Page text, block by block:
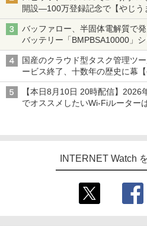
開設―100万登録記念で【やじう
バッファロー、半固体電解質で
バッテリー「BMPBSA10000」
開始
国産のクラウド型タスク管理ツ
ービス終了、十数年の歴史に幕【
【本日8月10日 20時配信】
でオススメしたいWi-Fiルータ
INTERNET Watch